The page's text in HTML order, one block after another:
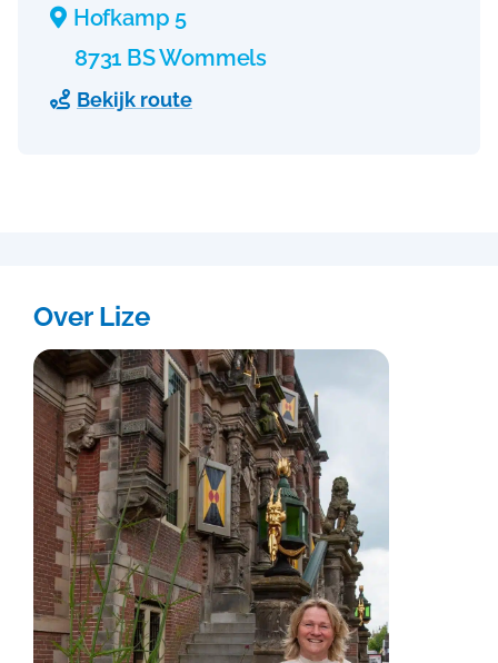
 Hofkamp 5
8731 BS Wommels
 Bekijk route
Over Lize